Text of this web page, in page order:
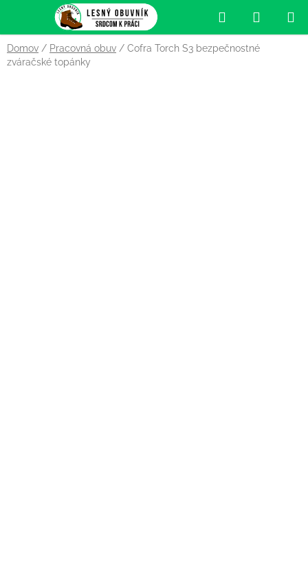
obsah
Hľadať
KOŠÍK
Domov / Pracovná obuv / Cofra Torch S3 bezpečnostné
zváračské topánky